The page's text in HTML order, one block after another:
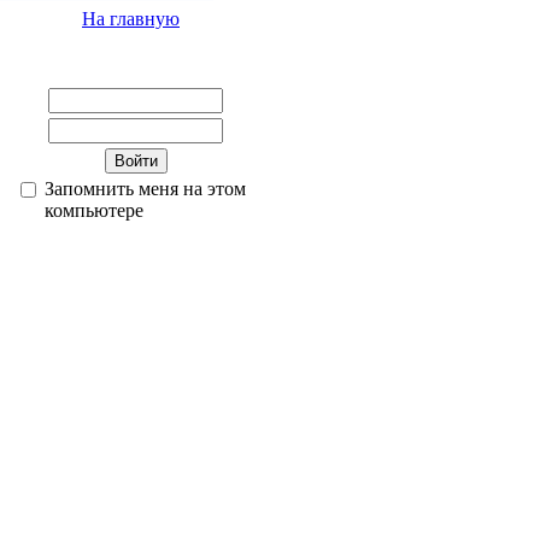
На главную
Запомнить меня на этом
компьютере